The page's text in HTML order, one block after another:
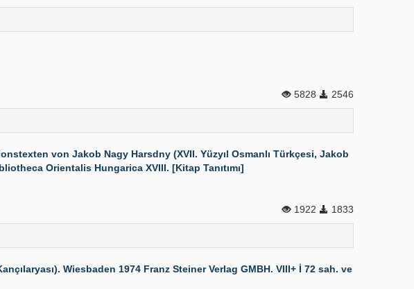
5828 2546
von Jakob Nagy Harsdny (XVII. Yüzyıl Osmanlı Türkçesi, Jakob
Orientalis Hungarica XVIII. [Kitap Tanıtımı]
1922 1833
Wiesbaden 1974 Franz Steiner Verlag GMBH. VIII+ İ 72 sah. ve